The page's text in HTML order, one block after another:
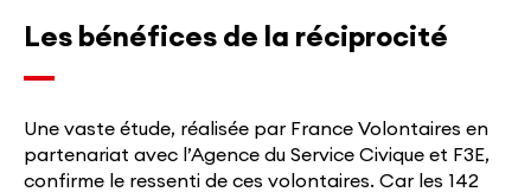
Les bénéfices de la réciprocité
Une vaste étude, réalisée par France Volontaires en
partenariat avec l’Agence du Service Civique et F3E,
confirme le ressenti de ces volontaires. Car les 142